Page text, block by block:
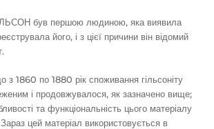
був першою людиною, яка виявила
його, і з цієї причини він відомий
з 1860 по 1880 рік споживання гільсоніту
і продовжувалося, як зазначено вище;
та функціональність цього матеріалу
цей матеріал використовується в